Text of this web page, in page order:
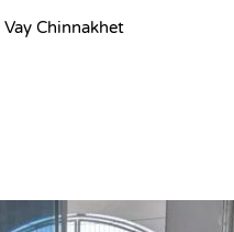
Vay Chinnakhet